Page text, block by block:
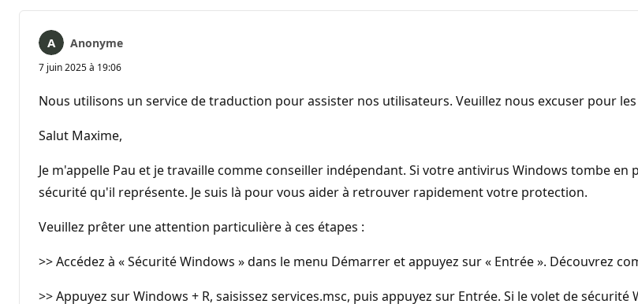
Anonyme
7 juin 2025 à 19:06
Nous utilisons un service de traduction pour assister nos utilisateurs. Veuillez nous excuser pour
Salut Maxime,
Je m'appelle Pau et je travaille comme conseiller indépendant. Si votre antivirus Windows tombe
sécurité qu'il représente. Je suis là pour vous aider à retrouver rapidement votre protection.
Veuillez prêter une attention particulière à ces étapes :
>> Accédez à « Sécurité Windows » dans le menu Démarrer et appuyez sur « Entrée ». Découvrez
>> Appuyez sur Windows + R, saisissez services.msc, puis appuyez sur Entrée. Si le volet de